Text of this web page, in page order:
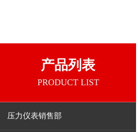
产品列表
PRODUCT LIST
压力仪表销售部